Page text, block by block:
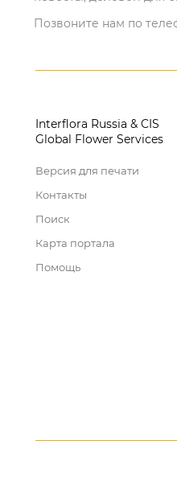
Позвоните нам по
Interflora Russia & CIS
Global Flower Services
Версия для печати
Контакты
Поиск
Карта портала
Помощь